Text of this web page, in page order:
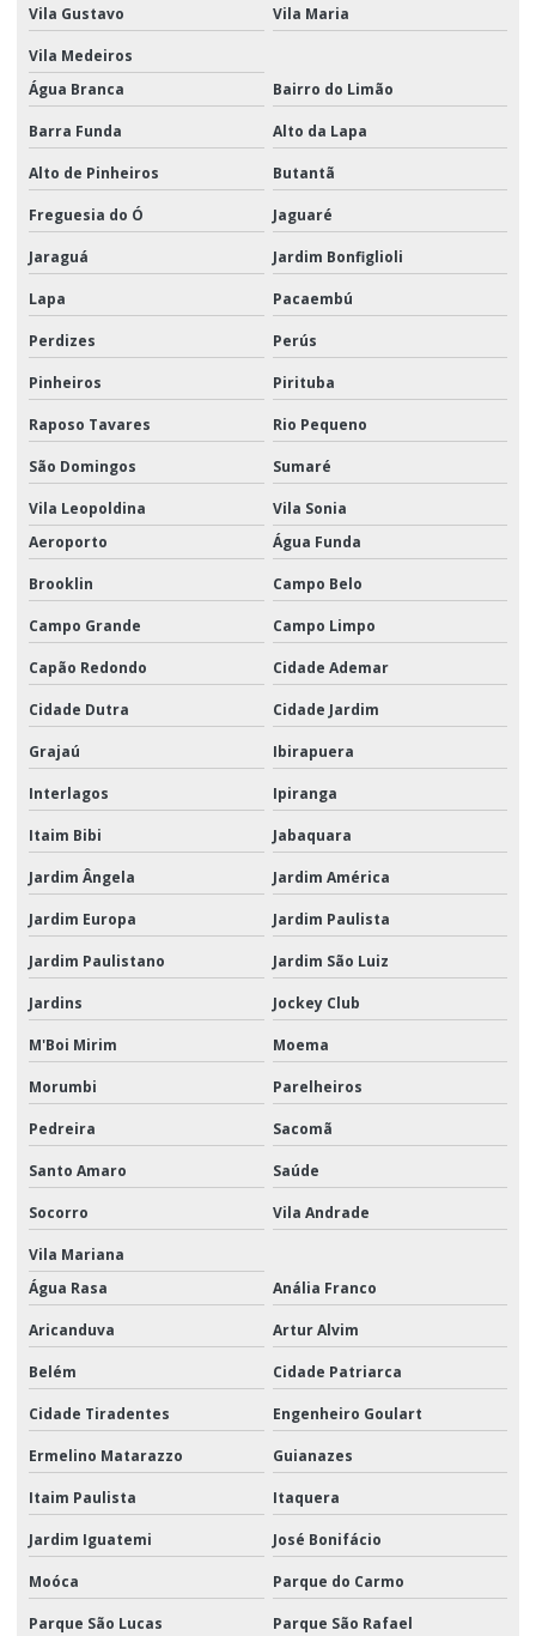
Montagem promocional
Movimentação e armazenagem de materiais logística
Movimentação de materiais
Movimentação de materiais logística
Movimentação de materiais e produtos
Operador Logístico Promocional
Positivação de pdv
Serviço de transporte e distribuição
Serviço de transporte rodoviário de carga
Serviços de armazenagem
Serviços logísticos
Serviços de montagem de kits promocionais
Soluções logísticas para campanhas de marketing
Soluções logísticas para campanhas promocionais
Transporte aéreo de carga sp
Transporte aéreo logística
Transporte aéreo de mercadorias
Transporte aéreo nacional
Transporte aéreo quanto custa
Transporte aéreo são paulo
Transporte aéreo e terrestre
Transporte aéreo valor
Transporte logístico para ações promocionais
Transporte de material promocional
Transporte de material promocional em sp
Transporte e movimentação de materiais
Transporte promocional
Transporte rodoviário de cargas
Transporte rodoviário fracionado
Vila Gustavo Vila Maria
Vila Medeiros
Água Branca
Bairro do Limão
Barra Funda Alto da Lapa
Alto de Pinheiros Butantã
Freguesia do Ó Jaguaré
Jaraguá Jardim Bonfiglioli
Lapa Pacaembú
Perdizes Perús
Pinheiros Pirituba
Raposo Tavares Rio Pequeno
São Domingos Sumaré
Vila Leopoldina
Vila Sonia
Aeroporto
Água Funda
Brooklin Campo Belo
Campo Grande Campo Limpo
Capão Redondo Cidade Ademar
Cidade Dutra Cidade Jardim
Grajaú Ibirapuera
Interlagos Ipiranga
Itaim Bibi Jabaquara
Jardim Ângela Jardim América
Jardim Europa Jardim Paulista
Jardim Paulistano Jardim São Luiz
Jardins Jockey Club
M'Boi Mirim Moema
Morumbi Parelheiros
Pedreira Sacomã
Santo Amaro Saúde
Socorro Vila Andrade
Vila Mariana
Água Rasa
Anália Franco
Aricanduva Artur Alvim
Belém Cidade Patriarca
Cidade Tiradentes Engenheiro Goulart
Ermelino Matarazzo Guianazes
Itaim Paulista Itaquera
Jardim Iguatemi José Bonifácio
Moóca Parque do Carmo
Parque São Lucas Parque São Rafael